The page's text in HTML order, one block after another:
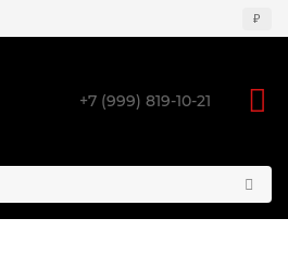
₽
+7 (999) 819-10-21